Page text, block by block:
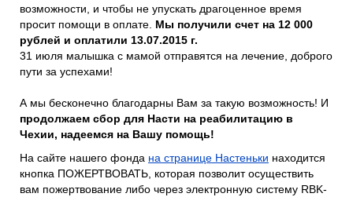
возможности, и чтобы не упускать драгоценное время
просит помощи в оплате. Мы получили счет на 12 000
рублей и оплатили 13.07.2015 г.
31 июля малышка с мамой отправятся на лечение, доброго
пути за успехами!
А мы бесконечно благодарны Вам за такую возможность! И
продолжаем сбор для Насти на реабилитацию в
Чехии, надеемся на Вашу помощь!
На сайте нашего фонда на странице Настеньки находится
кнопка ПОЖЕРТВОВАТЬ, которая позволит осуществить
вам пожертвование либо через электронную систему RBK-